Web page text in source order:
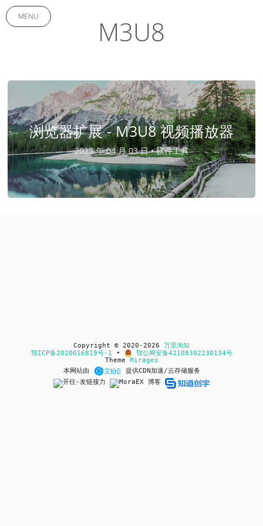
MENU M3U8
浏览器扩展 - M3U8 视频播放器
2023 年 04 月 03 日 •软件工具
Copyright © 2020-2026 万里淘知
鄂ICP备2020016819号-1 •
鄂公网安备42108302230134号
Theme Mirages
本网站由
提供CDN加速/云存储服务